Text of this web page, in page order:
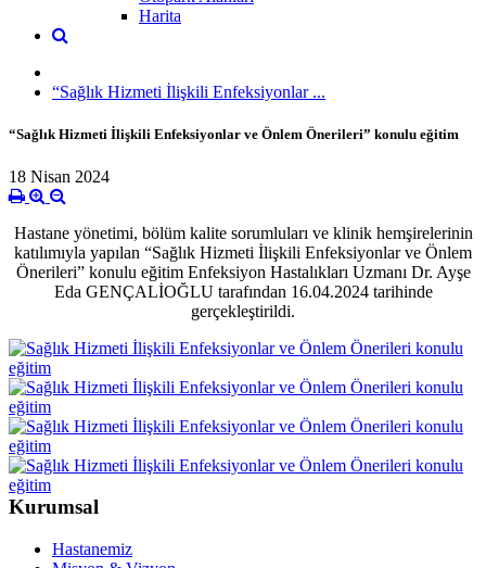
Harita
“Sağlık Hizmeti İlişkili Enfeksiyonlar ...
“Sağlık Hizmeti İlişkili Enfeksiyonlar ve Önlem Önerileri” konulu eğitim
18 Nisan 2024
Hastane yönetimi, bölüm kalite sorumluları ve klinik hemşirelerinin
katılımıyla yapılan “Sağlık Hizmeti İlişkili Enfeksiyonlar ve Önlem
Önerileri” konulu eğitim Enfeksiyon Hastalıkları Uzmanı Dr. Ayşe
Eda GENÇALİOĞLU tarafından 16.04.2024 tarihinde
gerçekleştirildi.
Kurumsal
Hastanemiz